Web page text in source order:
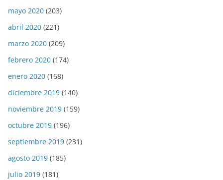
mayo 2020 (203)
abril 2020 (221)
marzo 2020 (209)
febrero 2020 (174)
enero 2020 (168)
diciembre 2019 (140)
noviembre 2019 (159)
octubre 2019 (196)
septiembre 2019 (231)
agosto 2019 (185)
julio 2019 (181)